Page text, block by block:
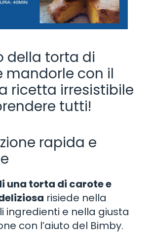
della torta di
mandorle con il
ricetta irresistibile
tutti!
rapida e
una torta di carote e
risiede nella
ingredienti e nella giusta
con l’aiuto del Bimby.